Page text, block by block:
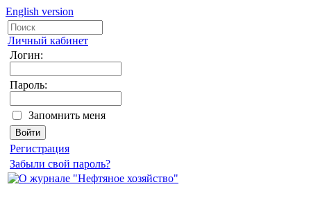
English version
Личный кабинет
Логин:
Пароль:
Запомнить меня
Регистрация
Забыли свой пароль?